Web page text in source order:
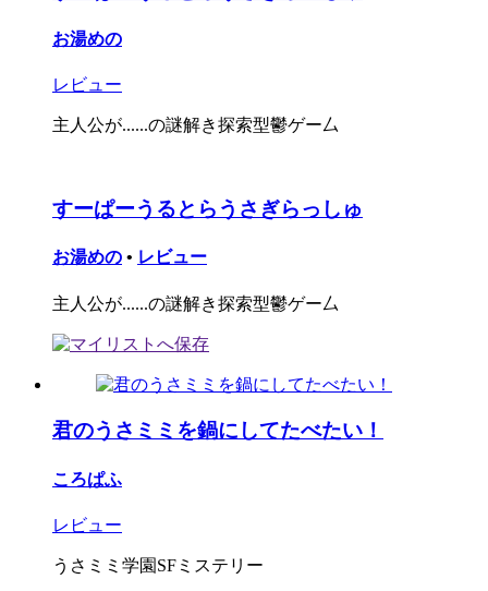
お湯めの
レビュー
主人公が......の謎解き探索型鬱ゲー厶
すーぱーうるとらうさぎらっしゅ
お湯めの • レビュー
主人公が......の謎解き探索型鬱ゲー厶
君のうさミミを鍋にしてたべたい！
ころぱふ
レビュー
うさミミ学園SFミステリー